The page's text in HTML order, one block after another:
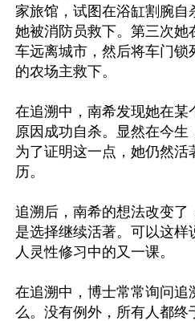
家旅馆，试图在浴缸割腕自
她被消防员救下。第三次她
车远离城市，然后将车门锁
的农场主救下。
在追溯中，南希发现她在某
原因成功自杀。显然在今生
为了证明这一点，她仍然活
历。
追溯后，南希的想法改变了
是选择继续活著。可以这样
人灵性修习中的又一课。
在追溯中，博士常常询问追
么。没有例外，所有人都终